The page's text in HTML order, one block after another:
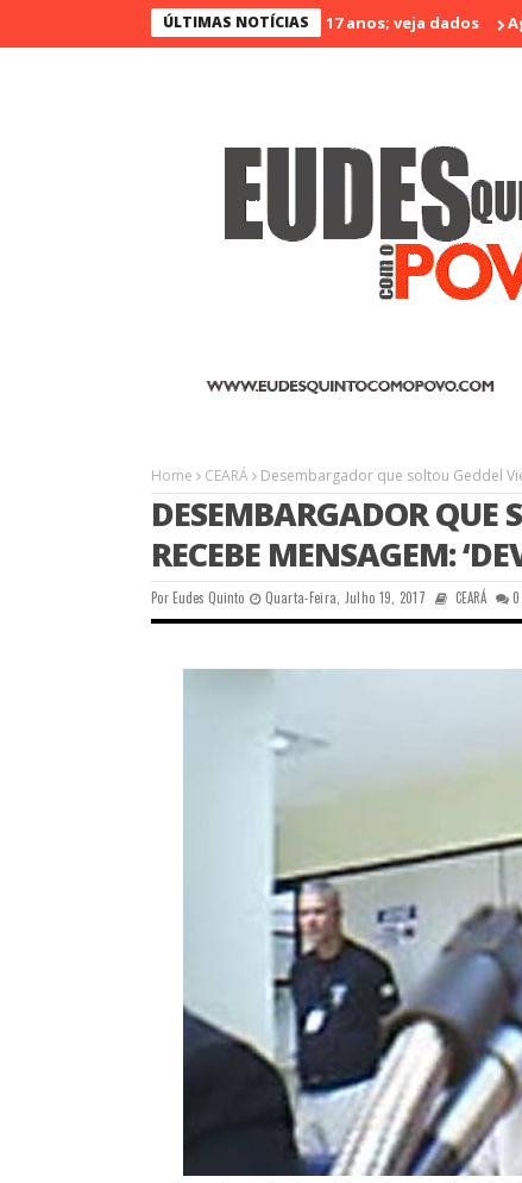
ÚLTIMAS NOTÍCIAS
é o menos violento nos últimos 17 anos; veja dados Agrinort
Home CEARÁ Desembargador que soltou Geddel
DESEMBARGADOR QUE
RECEBE MENSAGEM:
PorEudes Quinto Quarta-Feira, Julho 19, 2017 CEARÁ 0